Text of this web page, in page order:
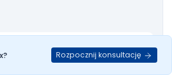
Dodaj do
recepty
Rozpocznij konsultację